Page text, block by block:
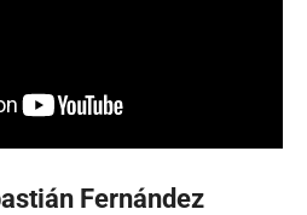
Fernández